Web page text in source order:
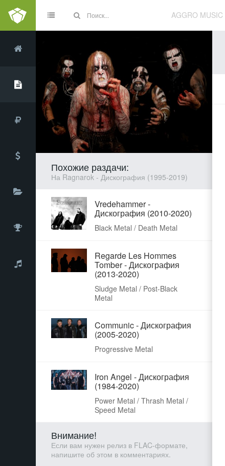
AGGRO MUSIC
Похожие раздачи:
На Ragnarok - Дискография (1995-2019)
Vredehammer -
Дискография (2010-2020)
Black Metal / Death Metal
Regarde Les Hommes
Tomber - Дискография
(2013-2020)
Sludge Metal / Post-Black
Metal
Communic - Дискография
(2005-2020)
Progressive Metal
Iron Angel - Дискография
(1984-2020)
Power Metal / Thrash Metal /
Speed Metal
Внимание!
Если вам нужен релиз в FLAC-формате,
напишите об этом в комментариях.